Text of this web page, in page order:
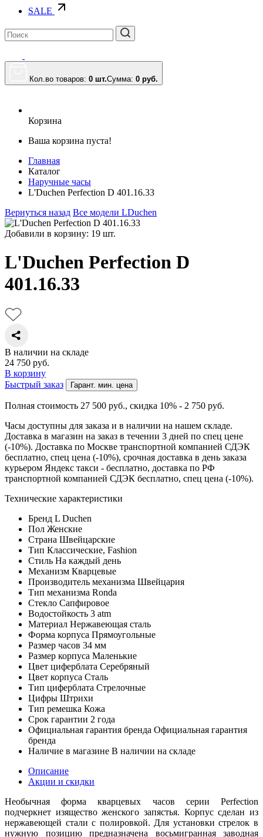
SALE
Кол.во товаров: 0 шт.Сумма: 0 руб.
Корзина
Ваша корзина пуста!
Главная
Каталог
Наручные часы
L'Duchen Perfection D 401.16.33
Вернуться назад Все модели LDuchen
Добавили в корзину: 19 шт.
L'Duchen Perfection D
401.16.33
В наличии на складе
24 750 руб.
В корзину
Быстрый заказ
Гарант. мин. цена
Полная стоимость 27 500 руб., скидка 10% - 2 750 руб.
Часы доступны для заказа и в наличии на нашем складе.
Доставка в магазин на заказ в течении 3 дней по спец цене
(-10%). Доставка по Москве транспортной компанией СДЭК
бесплатно, спец цена (-10%), срочная доставка в день заказа
курьером Яндекс такси - бесплатно, доставка по РФ
транспортной компанией СДЭК бесплатно, спец цена (-10%).
Технические характеристики
Бренд L Duchen
Пол Женские
Страна Швейцарские
Тип Классические, Fashion
Стиль На каждый день
Механизм Кварцевые
Производитель механизма Швейцария
Тип механизма Ronda
Стекло Сапфировое
Водостойкость 3 atm
Материал Нержавеющая сталь
Форма корпуса Прямоугольные
Размер часов 34 мм
Размер корпуса Маленькие
Цвет циферблата Серебряный
Цвет корпуса Сталь
Тип циферблата Стрелочные
Цифры Штрихи
Тип ремешка Кожа
Срок гарантии 2 года
Официальная гарантия бренда Официальная гарантия
бренда
Наличие в магазине В наличии на складе
Описание
Акции и скидки
Необычная форма кварцевых часов серии Perfection
подчеркнет изящество женского запястья. Корпус сделан из
нержавеющей стали с полировкой. Для установки стрелок в
нужную позицию предназначена восьмигранная заводная